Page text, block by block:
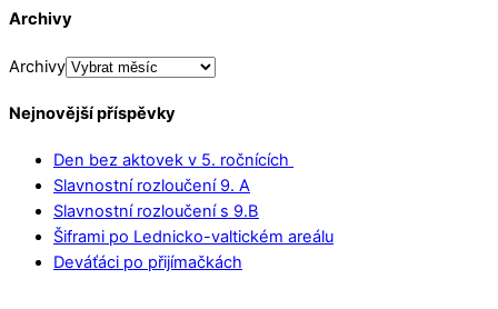
Archivy
Archivy
Nejnovější příspěvky
Den bez aktovek v 5. ročnících
Slavnostní rozloučení 9. A
Slavnostní rozloučení s 9.B
Šiframi po Lednicko-valtickém areálu
Deváťáci po přijímačkách